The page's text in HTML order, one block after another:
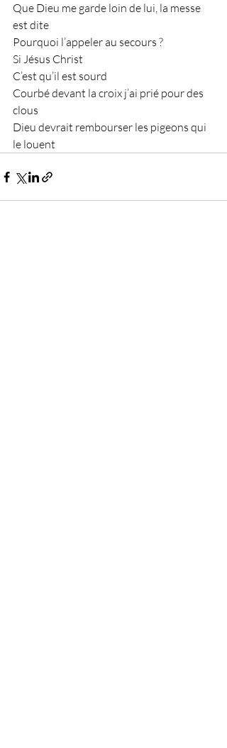
Que Dieu me garde loin de lui, la messe
est dite
Pourquoi l’appeler au secours ?
Si Jésus Christ
C’est qu’il est sourd
Courbé devant la croix j’ai prié pour des
clous
Dieu devrait rembourser les pigeons qui
le louent